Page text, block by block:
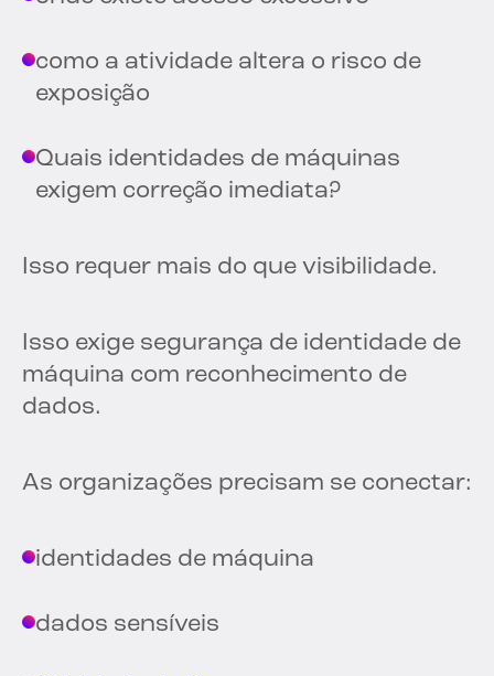
como a atividade altera o risco de
exposição
Quais identidades de máquinas
exigem correção imediata?
Isso requer mais do que visibilidade.
Isso exige segurança de identidade de
máquina com reconhecimento de
dados.
As organizações precisam se conectar:
identidades de máquina
dados sensíveis